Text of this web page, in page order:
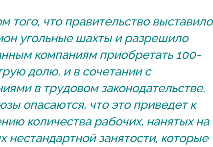
того, что правительство выставило
угольные шахты и разрешило
компаниям приобретать 100-
долю, и в сочетании с
в трудовом законодательстве,
опасаются, что это приведет к
количества рабочих, нанятых на
нестандартной занятости, которые